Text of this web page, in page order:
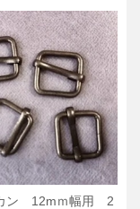
ン 12mｍ幅用 2